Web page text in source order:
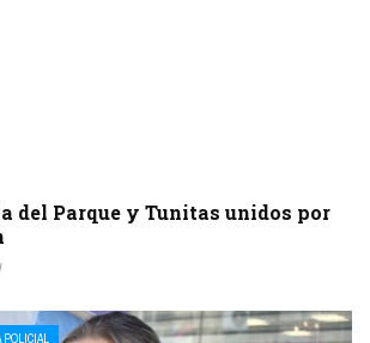
del Parque y Tunitas unidos por
POLICIAL